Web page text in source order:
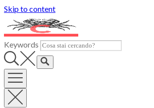
Skip to content
Keywords